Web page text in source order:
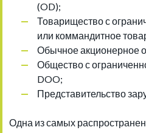
(OD);
Товарищество с
или коммандитное
Обычное акционерное
Общество с
DOO;
Представительство
Одна из самых